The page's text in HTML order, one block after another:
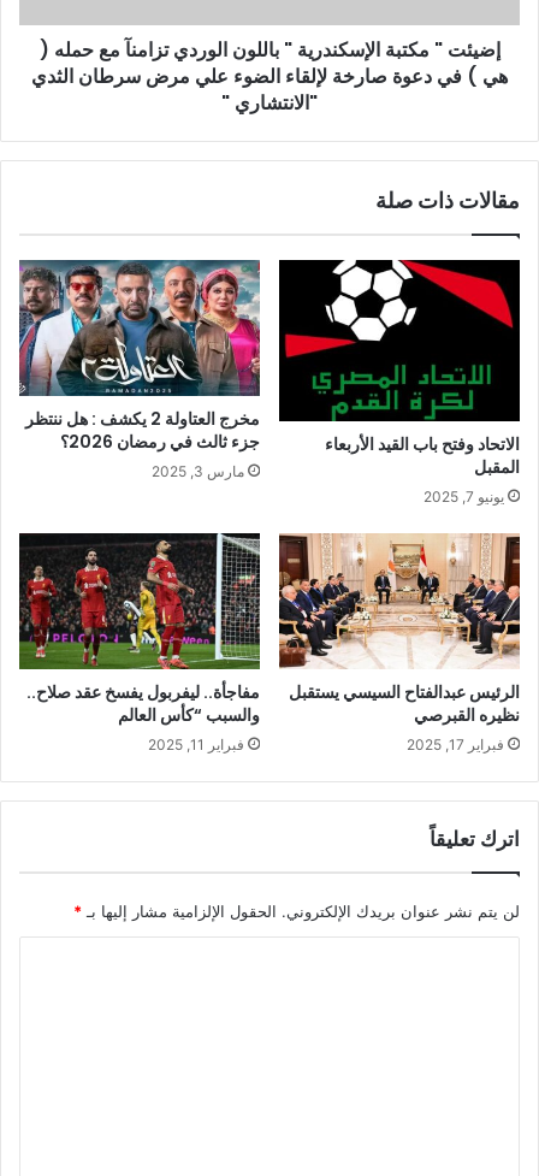
إضيئت " مكتبة الإسكندرية " باللون الوردي تزامنآ مع حمله (
هي ) في دعوة صارخة لإلقاء الضوء علي مرض سرطان الثدي
"الانتشاري "
مقالات ذات صلة
الاتحاد وفتح باب القيد الأربعاء
المقبل
يونيو 7, 2025
مخرج العتاولة 2 يكشف : هل ننتظر
جزء ثالث في رمضان 2026؟
مارس 3, 2025
الرئيس عبدالفتاح السيسي يستقبل
نظيره القبرصي
فبراير 17, 2025
مفاجأة.. ليفربول يفسخ عقد صلاح..
والسبب “كأس العالم
فبراير 11, 2025
اترك تعليقاً
لن يتم نشر عنوان بريدك الإلكتروني. الحقول الإلزامية مشار إليها بـ *